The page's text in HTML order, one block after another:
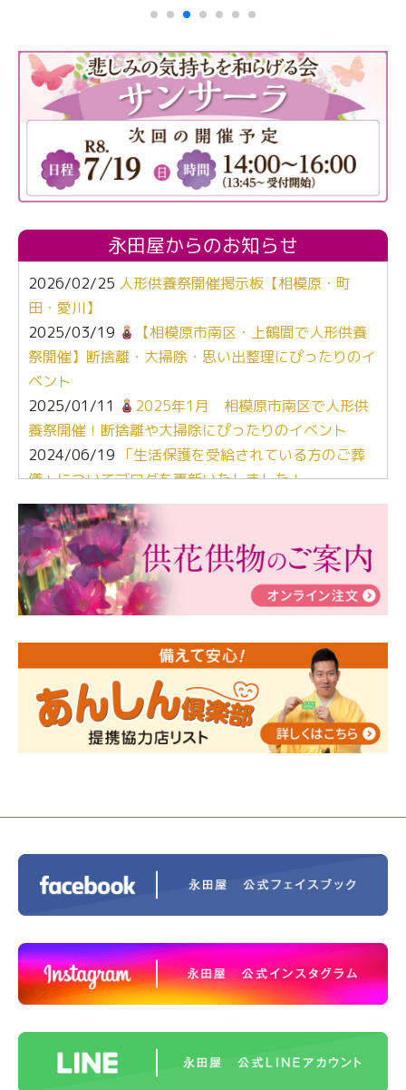
永田屋からのお知らせ
2026/02/25 人形供養祭開催掲示板【相模原・町
田・愛川】
2025/03/19
【相模原市南区・上鶴間で人形供養
祭開催】断捨離・大掃除・思い出整理にぴったりのイ
ベント
2025/01/11
2025年1月 相模原市南区で人形供
養祭開催！断捨離や大掃除にぴったりのイベント
2024/06/19 「生活保護を受給されている方のご葬
儀」についてブログを更新いたしました！
2024/03/06【終活なるほど教室】「マンガで学
ぶ！はじめてのお葬式」小さな家族葬ハウス®町田成
瀬 ご参加ありがとうございました！
2024/01/19令和6年能登半島地震災害の寄付のご報
告
人形供養 寄付のご報告
2023/12/16終活なるほど教室＠小さな家族葬ハウ
ス®上鶴間 エンディングノートを書いてみよう！
2023/11/29 永田屋創業110周年記念式典 レンブラ
ントホテル東京町田